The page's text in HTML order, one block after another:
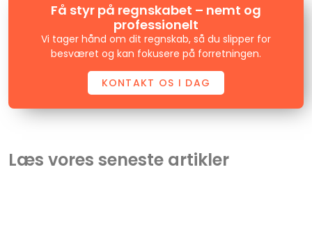
Få styr på regnskabet – nemt og
professionelt
Vi tager hånd om dit regnskab, så du slipper for
besværet og kan fokusere på forretningen.
KONTAKT OS I DAG
Læs vores seneste artikler